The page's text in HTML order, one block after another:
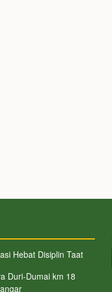
Hebat Disiplin Taat
Duri-Dumai km 18